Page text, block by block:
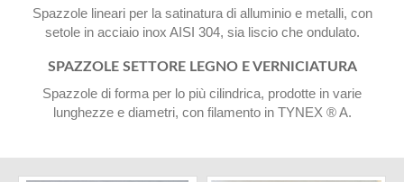
Spazzole lineari per la satinatura di alluminio e metalli, con
setole in acciaio inox AISI 304, sia liscio che ondulato.
SPAZZOLE SETTORE LEGNO E VERNICIATURA
Spazzole di forma per lo più cilindrica, prodotte in varie
lunghezze e diametri, con filamento in TYNEX ® A.